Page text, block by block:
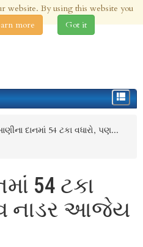
2026
Toggle
દાનમાં 54 ટકા વધારો, પણ...
54 ટકા
નાડર આજેય
website. By using this website you
more Got it